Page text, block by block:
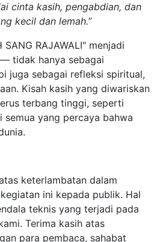
cinta kasih, pengabdian, dan
kecil dan lemah.”
SANG RAJAWALI" menjadi
tidak hanya sebagai
juga sebagai refleksi spiritual,
Kisah kasih yang diwariskan
terbang tinggi, seperti
semua yang percaya bahwa
keterlambatan dalam
ini kepada publik. Hal
teknis yang terjadi pada
Terima kasih atas
para pembaca, sahabat